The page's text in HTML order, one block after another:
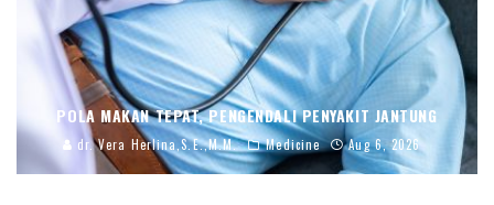
POLA MAKAN TEPAT, PENGENDALI PENYAKIT JANTUNG
dr. Vera Herlina,S.E.,M.M. Medicine Aug 6, 2026